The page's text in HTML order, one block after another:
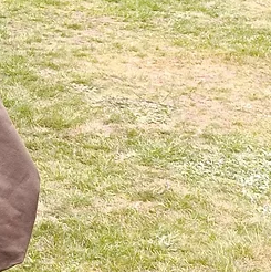
chiffon de coton ou de lin, ou d’un
chiffon propre.